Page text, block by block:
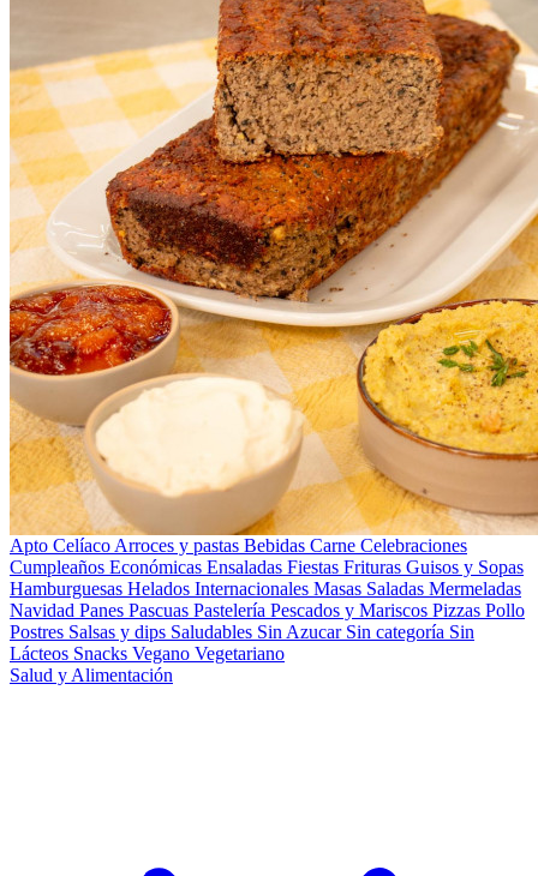
Apto Celíaco Arroces y pastas Bebidas Carne Celebraciones
Cumpleaños Económicas Ensaladas Fiestas Frituras Guisos y Sopas
Hamburguesas Helados Internacionales Masas Saladas Mermeladas
Navidad Panes Pascuas Pastelería Pescados y Mariscos Pizzas Pollo
Postres Salsas y dips Saludables Sin Azucar Sin categoría Sin
Lácteos Snacks Vegano Vegetariano
Salud y Alimentación